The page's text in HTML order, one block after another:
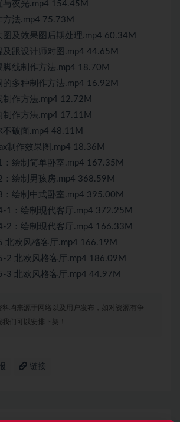
夜光.mp4 154.45M
法.mp4 75.73M
及效果图后期处理.mp4 60.34M
跟设计师对图.mp4 44.65M
脚线制作方法.mp4 18.70M
多种制作方法.mp4 16.92M
作方法.mp4 12.72M
作方法.mp4 17.11M
破面.mp4 48.11M
制作效果图.mp4 18.36M
绘制简单卧室.mp4 167.35M
绘制男孩房.mp4 368.59M
绘制中式卧室.mp4 395.00M
1：绘制现代客厅.mp4 372.25M
2：绘制现代客厅.mp4 166.33M
北欧风格客厅.mp4 166.19M
2 北欧风格客厅.mp4 186.09M
3 北欧风格客厅.mp4 44.97M
料均来源于网络以及用户发布，如对资源有争
们可以安排下架！
链接